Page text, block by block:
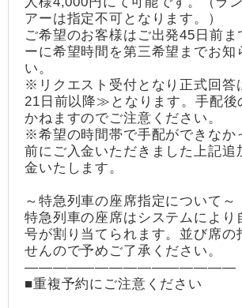
アーは指定不可となります。）
ご希望のお客様はご出発45日前ま
ーに希望時間を第三希望までお知
い。
※リクエスト受付となり正式回
21日前以降≫となります。手配後
かねますのでご注意ください。
※希望の時間帯で手配ができなか
前にご入金いただきました上記追
金いたします。
～特急列車の座席指定について～
特急列車の座席はシステムにより
号が割り当てられます。並び席の
せんので予めご了承ください。
―――――――――――――――
■重複予約にご注意ください